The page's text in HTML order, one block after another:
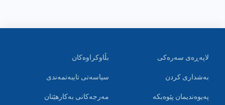
لاپەڕەی سەرەکی
بەشداری کردن
پەیوەندیمان پێوەبکە
بڵاوکراوەکان
سیاسەتی تایبەتمەندی
مەرجەکانی بەکارهێنان